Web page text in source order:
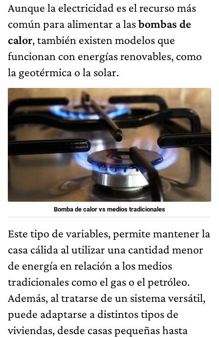
Aunque la electricidad es el recurso más
común para alimentar a lasbombas de
calor, también existen modelos que
funcionan con energías renovables, como
la geotérmica o la solar.
Bomba de calor vs medios tradicionales
Este tipo de variables, permite mantener la
casa cálida al utilizar una cantidad menor
de energía en relación a los medios
tradicionales como el gas o el petróleo.
Además, al tratarse de un sistema versátil,
puede adaptarse a distintos tipos de
viviendas, desde casas pequeñas hasta